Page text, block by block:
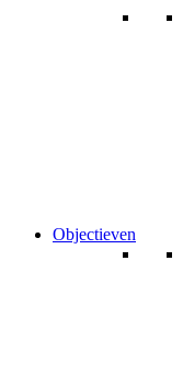
Objectieven